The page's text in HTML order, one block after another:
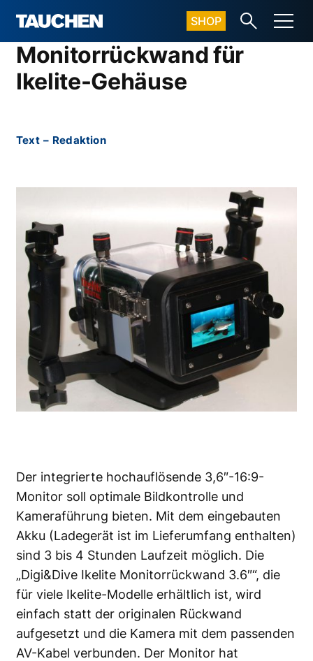
SHOP
Monitorrückwand für
Ikelite-Gehäuse
Text – Redaktion
Der integrierte hochauflösende 3,6″-16:9-
Monitor soll optimale Bildkontrolle und
Kameraführung bieten. Mit dem eingebauten
Akku (Ladegerät ist im Lieferumfang enthalten)
sind 3 bis 4 Stunden Laufzeit möglich. Die
„Digi&Dive Ikelite Monitorrückwand 3.6″“, die
für viele Ikelite-Modelle erhältlich ist, wird
einfach statt der originalen Rückwand
aufgesetzt und die Kamera mit dem passenden
AV-Kabel verbunden. Der Monitor hat